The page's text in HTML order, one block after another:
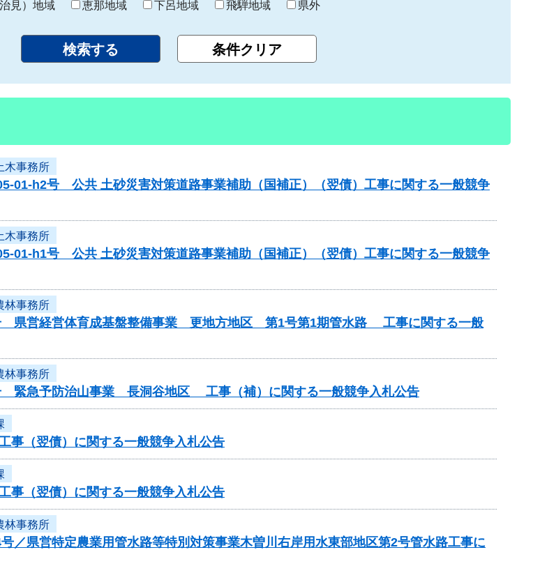
見）地域 恵那地域 下呂地域 飛騨地域 県外
木事務所
01-h2号 公共 土砂災害対策道路事業補助（国補正）（翌債）工事に関する一般競争
木事務所
01-h1号 公共 土砂災害対策道路事業補助（国補正）（翌債）工事に関する一般競争
林事務所
県営経営体育成基盤整備事業 更地方地区 第1号第1期管水路 工事に関する一般
林事務所
緊急予防治山事業 長洞谷地区 工事（補）に関する一般競争入札公告
事（翌債）に関する一般競争入札公告
事（翌債）に関する一般競争入札公告
林事務所
号／県営特定農業用管水路等特別対策事業木曽川右岸用水東部地区第2号管水路工事に